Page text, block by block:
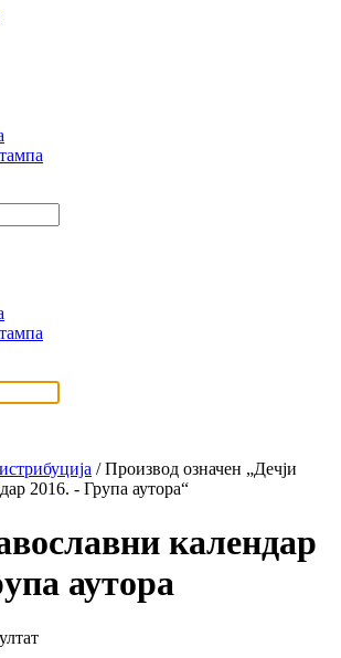
/ Производ oзначен „Дечји
2016. - Група аутора“
календар
аутора